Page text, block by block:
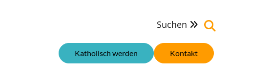
Suchen 
Kontakt
Katholisch werden